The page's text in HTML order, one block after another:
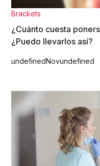
Brackets
¿Cuánto cuesta
¿Puedo llevarlos así?
undefinedNovundefined